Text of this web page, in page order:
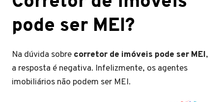
pode ser MEI?
Na dúvida sobre corretor de imóveis pode ser MEI,
a resposta é negativa. Infelizmente, os agentes
imobiliários não podem ser MEI.